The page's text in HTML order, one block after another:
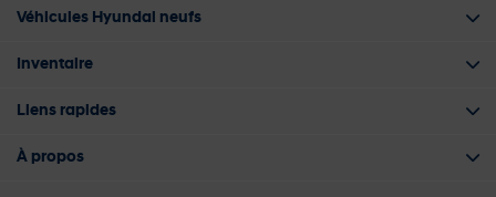
Véhicules Hyundai neufs
Inventaire
Liens rapides
À propos